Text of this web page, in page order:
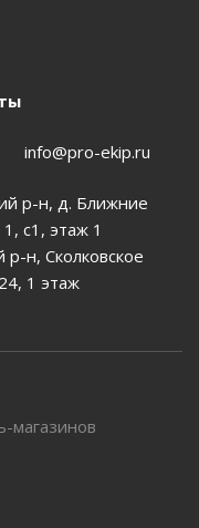
info@pro-ekip.ru
р-н, д. Ближние
с1, этаж 1
н, Сколковское
1 этаж
магазинов